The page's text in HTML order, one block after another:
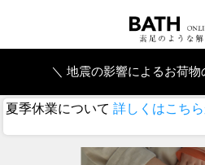
＼ 地震の影響によるお荷
夏季休業について 詳しくはこち